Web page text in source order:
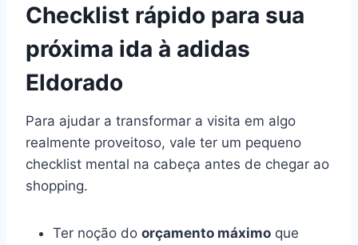
Checklist rápido para sua
próxima ida à adidas
Eldorado
Para ajudar a transformar a visita em algo
realmente proveitoso, vale ter um pequeno
checklist mental na cabeça antes de chegar ao
shopping.
Ter noção do orçamento máximo que